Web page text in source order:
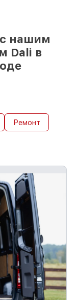
нашим
Dali в
Ремонт